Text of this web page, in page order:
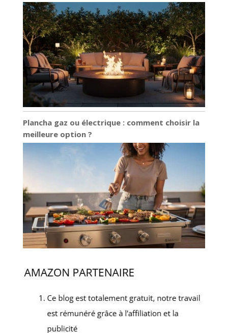
Plancha gaz ou électrique : comment choisir la
meilleure option ?